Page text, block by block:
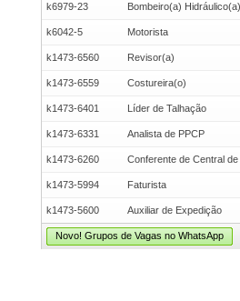
k6979-23 Bombeiro(a) Hidráulico(a)
k6042-5 Motorista
k1473-6560 Revisor(a)
k1473-6559 Costureira(o)
k1473-6401 Líder de Talhação
k1473-6331 Analista de PPCP
k1473-6260 Conferente de Central
k1473-5994 Faturista
k1473-5600 Auxiliar de Expedição
Novo! Grupos de Vagas no WhatsApp